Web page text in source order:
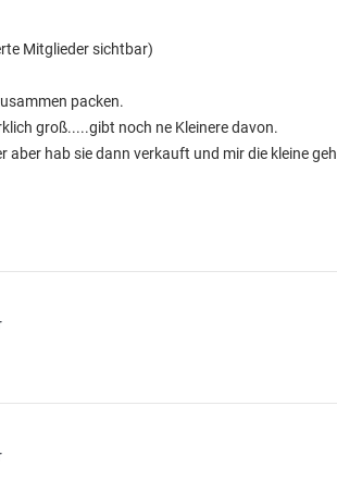
Mitglieder sichtbar)
packen.
groß.....gibt noch ne Kleinere davon.
aber hab sie dann verkauft und mir die kleine